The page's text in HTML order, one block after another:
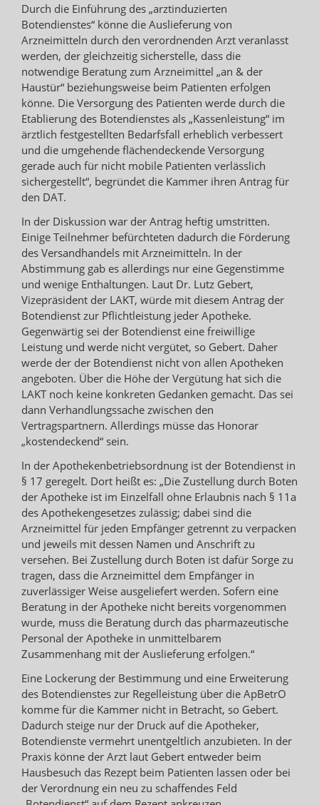
Durch die Einführung des „arztinduzierten
Botendienstes“ könne die Auslieferung von
Arzneimitteln durch den verordnenden Arzt veranlasst
werden, der gleichzeitig sicherstelle, dass die
notwendige Beratung zum Arzneimittel „an & der
Haustür“ beziehungsweise beim Patienten erfolgen
könne. Die Versorgung des Patienten werde durch die
Etablierung des Botendienstes als „Kassenleistung“ im
ärztlich festgestellten Bedarfsfall erheblich verbessert
und die umgehende flächendeckende Versorgung
gerade auch für nicht mobile Patienten verlässlich
sichergestellt“, begründet die Kammer ihren Antrag für
den DAT.
In der Diskussion war der Antrag heftig umstritten.
Einige Teilnehmer befürchteten dadurch die Förderung
des Versandhandels mit Arzneimitteln. In der
Abstimmung gab es allerdings nur eine Gegenstimme
und wenige Enthaltungen. Laut Dr. Lutz Gebert,
Vizepräsident der LAKT, würde mit diesem Antrag der
Botendienst zur Pflichtleistung jeder Apotheke.
Gegenwärtig sei der Botendienst eine freiwillige
Leistung und werde nicht vergütet, so Gebert. Daher
werde der der Botendienst nicht von allen Apotheken
angeboten. Über die Höhe der Vergütung hat sich die
LAKT noch keine konkreten Gedanken gemacht. Das sei
dann Verhandlungssache zwischen den
Vertragspartnern. Allerdings müsse das Honorar
„kostendeckend“ sein.
In der Apothekenbetriebsordnung ist der Botendienst in
§ 17 geregelt. Dort heißt es: „Die Zustellung durch Boten
der Apotheke ist im Einzelfall ohne Erlaubnis nach § 11a
des Apothekengesetzes zulässig; dabei sind die
Arzneimittel für jeden Empfänger getrennt zu verpacken
und jeweils mit dessen Namen und Anschrift zu
versehen. Bei Zustellung durch Boten ist dafür Sorge zu
tragen, dass die Arzneimittel dem Empfänger in
zuverlässiger Weise ausgeliefert werden. Sofern eine
Beratung in der Apotheke nicht bereits vorgenommen
wurde, muss die Beratung durch das pharmazeutische
Personal der Apotheke in unmittelbarem
Zusammenhang mit der Auslieferung erfolgen.“
Eine Lockerung der Bestimmung und eine Erweiterung
des Botendienstes zur Regelleistung über die ApBetrO
komme für die Kammer nicht in Betracht, so Gebert.
Dadurch steige nur der Druck auf die Apotheker,
Botendienste vermehrt unentgeltlich anzubieten. In der
Praxis könne der Arzt laut Gebert entweder beim
Hausbesuch das Rezept beim Patienten lassen oder bei
der Verordnung ein neu zu schaffendes Feld